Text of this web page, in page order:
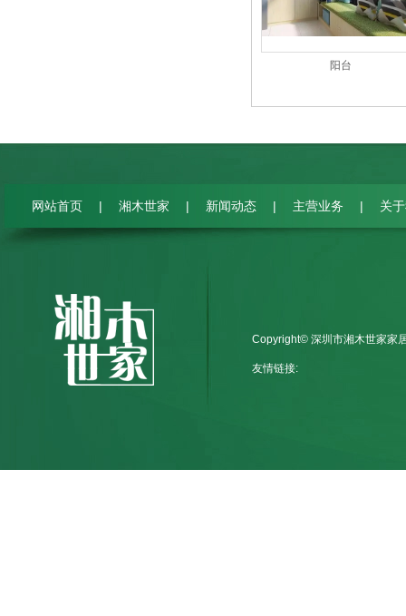
阳台
网站首页 | 湘木世家 | 新闻动态 | 主营业务 | 关
Copyright© 深圳市湘木世家家
友情链接: